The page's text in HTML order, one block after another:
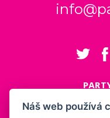
Náš web používá